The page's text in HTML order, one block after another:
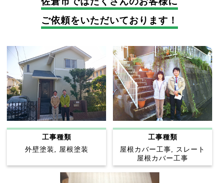
ご依頼をいただいております！
工事種類
外壁塗装, 屋根塗装
工事種類
屋根カバー工事, スレート
屋根カバー工事